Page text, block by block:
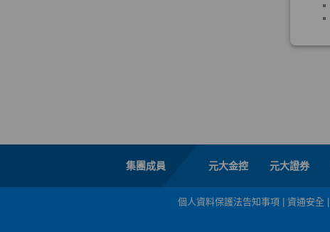
集團成員 元大金控 元大證券
個人資料保護法告知事項 資通安全